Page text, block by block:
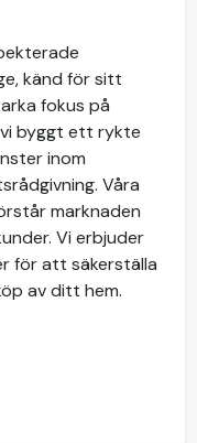
känd för sitt
fokus på
byggt ett rykte
inom
Våra
marknaden
Vi erbjuder
för att säkerställa
av ditt hem.